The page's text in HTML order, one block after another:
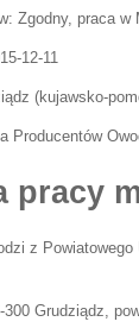
Zgodny, praca w
12-11
(kujawsko-
Producentów
pracy
z Powiatowego
Grudziądz,